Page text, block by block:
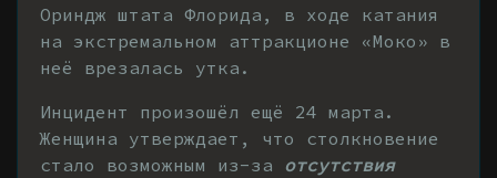
Ориндж штата Флорида, в ходе катания
на экстремальном аттракционе «Моко» в
неё врезалась утка.
Инцидент произошёл ещё 24 марта.
Женщина утверждает, что столкновение
стало возможным из-за отсутствия